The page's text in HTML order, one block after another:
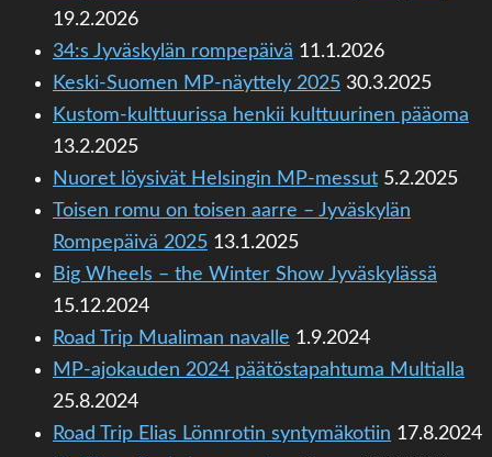
19.2.2026
34:s Jyväskylän rompepäivä 11.1.2026
Keski-Suomen MP-näyttely 2025 30.3.2025
Kustom-kulttuurissa henkii kulttuurinen pääoma
13.2.2025
Nuoret löysivät Helsingin MP-messut 5.2.2025
Toisen romu on toisen aarre – Jyväskylän
Rompepäivä 2025 13.1.2025
Big Wheels – the Winter Show Jyväskylässä
15.12.2024
Road Trip Mualiman navalle 1.9.2024
MP-ajokauden 2024 päätöstapahtuma Multialla
25.8.2024
Road Trip Elias Lönnrotin syntymäkotiin 17.8.2024